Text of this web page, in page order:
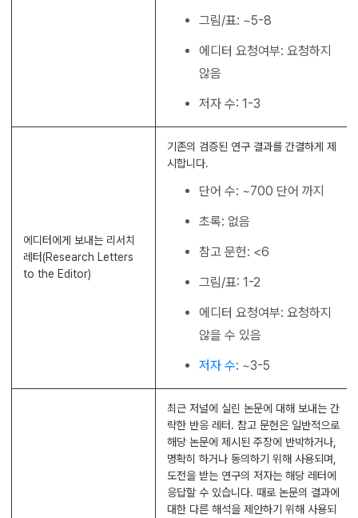
그림/표: ~5-8
에디터 요청여부: 요청하지
않음
저자 수: 1-3
에디터에게 보내는 리서치
레터(Research Letters
to the Editor)
기존의 검증된 연구 결과를 간결하게 제
시합니다.
단어 수: ~700 단어 까지
초록: 없음
참고 문헌: <6
그림/표: 1-2
에디터 요청여부: 요청하지
않을 수 있음
저자 수: ~3-5
최근 저널에 실린 논문에 대해 보내는 간
략한 반응 레터. 참고 문헌은 일반적으로
해당 논문에 제시된 주장에 반박하거나,
명확히 하거나 동의하기 위해 사용되며,
도전을 받는 연구의 저자는 해당 레터에
응답할 수 있습니다. 때로 논문의 결과에
대한 다른 해석을 제안하기 위해 사용되